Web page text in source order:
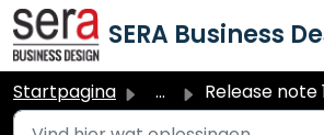
Doorgaan naar hoofdinhoud
Startpagina ... Release note 14